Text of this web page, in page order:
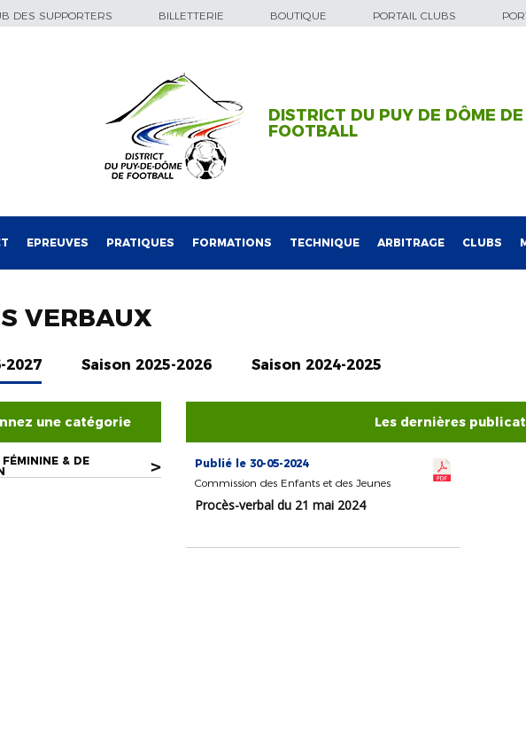
DES SUPPORTERS BILLETTERIE BOUTIQUE PORTAIL CLUBS
DISTRICT DU PUY DE DÔME DE
FOOTBALL
EPREUVES PRATIQUES FORMATIONS TECHNIQUE ARBITRAGE CLUBS
VERBAUX
2027 Saison 2025-2026 Saison 2024-2025
une catégorie
& DE
>
Les dernières
Publié le 30-05-2024
Commission des Enfants et des Jeunes
Procès-verbal du 21 mai 2024